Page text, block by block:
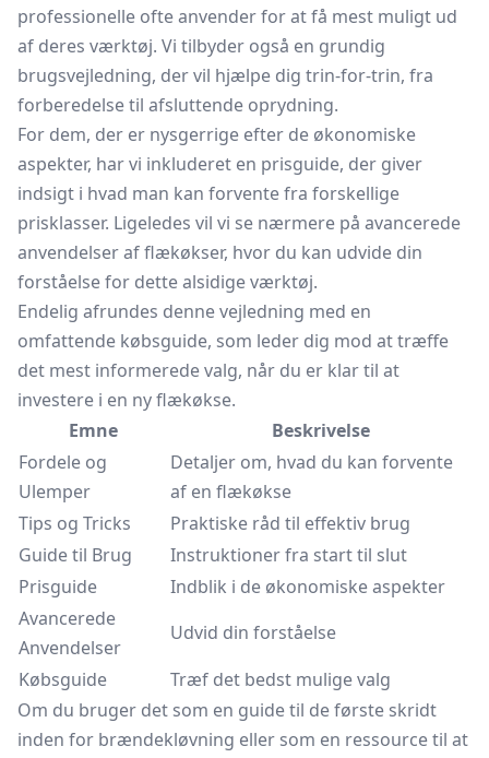
professionelle ofte anvender for at få mest muligt ud
af deres værktøj. Vi tilbyder også en grundig
brugsvejledning, der vil hjælpe dig trin-for-trin, fra
forberedelse til afsluttende oprydning.
For dem, der er nysgerrige efter de økonomiske
aspekter, har vi inkluderet en prisguide, der giver
indsigt i hvad man kan forvente fra forskellige
prisklasser. Ligeledes vil vi se nærmere på avancerede
anvendelser af flækøkser, hvor du kan udvide din
forståelse for dette alsidige værktøj.
Endelig afrundes denne vejledning med en
omfattende købsguide, som leder dig mod at træffe
det mest informerede valg, når du er klar til at
investere i en ny flækøkse.
Emne
Beskrivelse
Fordele og
Ulemper
Detaljer om, hvad du kan forvente
af en flækøkse
Tips og Tricks
Praktiske råd til effektiv brug
Guide til Brug
Instruktioner fra start til slut
Prisguide
Indblik i de økonomiske aspekter
Avancerede
Anvendelser
Udvid din forståelse
Købsguide
Træf det bedst mulige valg
Om du bruger det som en guide til de første skridt
inden for brændekløvning eller som en ressource til at